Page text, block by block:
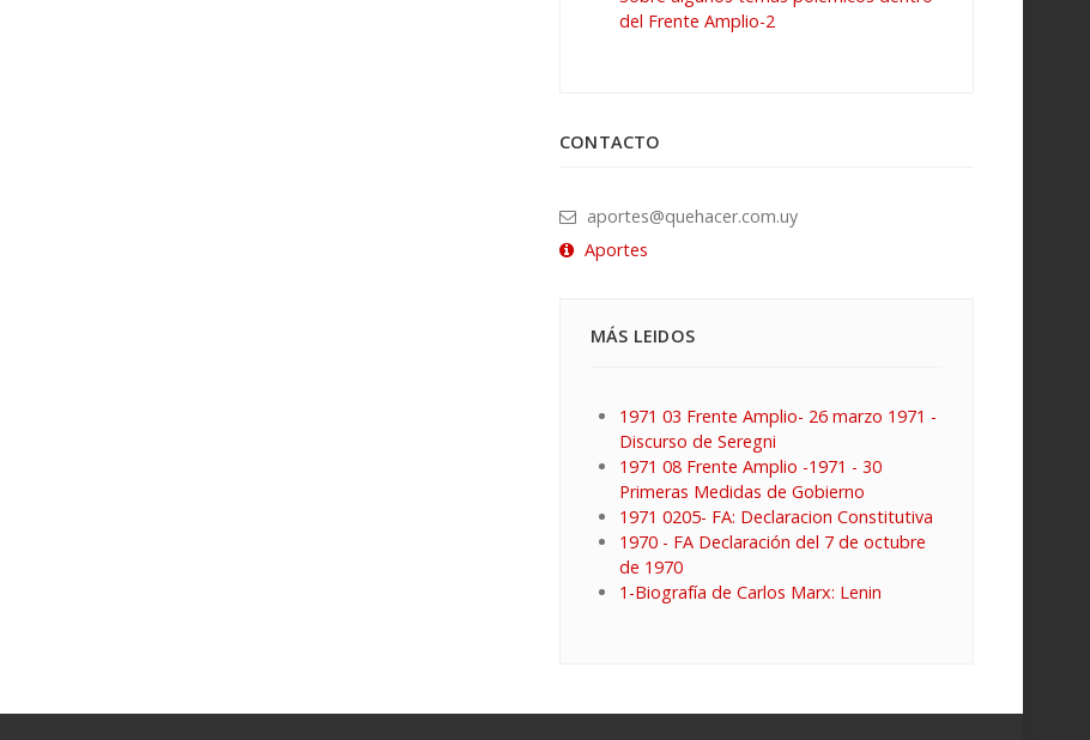
del Frente Amplio-2
CONTACTO
aportes@quehacer.com.uy
Aportes
MÁS LEIDOS
1971 03 Frente Amplio- 26 marzo 1971 -
Discurso de Seregni
1971 08 Frente Amplio -1971 - 30
Primeras Medidas de Gobierno
1971 0205- FA: Declaracion Constitutiva
1970 - FA Declaración del 7 de octubre
de 1970
1-Biografía de Carlos Marx: Lenin